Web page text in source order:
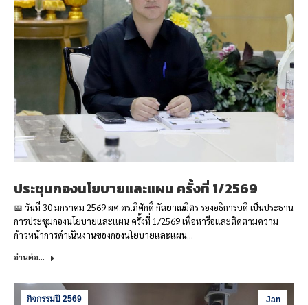
ประชุมกองนโยบายและแผน ครั้งที่ 1/2569
📅 วันที่ 30 มกราคม 2569 ผศ.ดร.ภิศักดิ์ กัลยาณมิตร รองอธิการบดี เป็นประธาน
การประชุมกองนโยบายและแผน ครั้งที่ 1/2569 เพื่อหารือและติดตามความ
ก้าวหน้าการดำเนินงานของกองนโยบายและแผน…
อ่านต่อ...
Jan
กิจกรรมปี 2569